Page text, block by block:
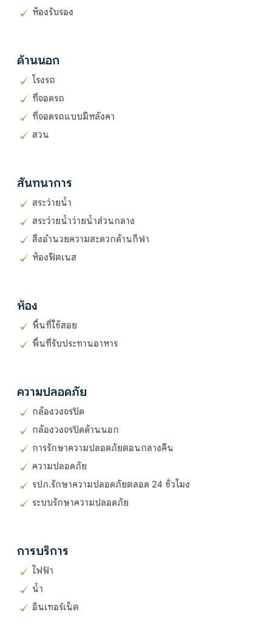
ห้องรับรอง
ด้านนอก
โรงรถ
ที่จอดรถ
ที่จอดรถแบบมีหลังคา
สวน
สันทนาการ
สระว่ายน้ำ
สระว่ายน้ำว่ายน้ำส่วนกลาง
สิ่งอำนวยความสะดวกด้านกีฬา
ห้องฟิตเนส
ห้อง
พื้นที่ใช้สอย
พื้นที่รับประทานอาหาร
ความปลอดภัย
กล้องวงจรปิด
กล้องวงจรปิดด้านนอก
การรักษาความปลอดภัยตอนกลางคืน
ความปลอดภัย
รปภ.รักษาความปลอดภัยตลอด 24 ชั่วโมง
ระบบรักษาความปลอดภัย
การบริการ
ไฟฟ้า
น้ำ
อินเทอร์เน็ต